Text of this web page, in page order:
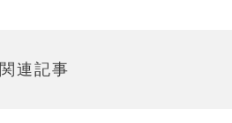
関連記事